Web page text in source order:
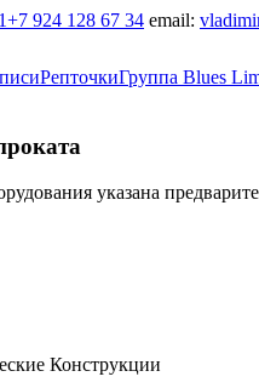
+7 924 128 67 34 email:
РепточкиГруппа Blues
указана
Конструкции